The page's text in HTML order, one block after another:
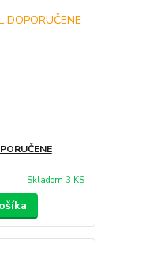
Skladom 3 KS